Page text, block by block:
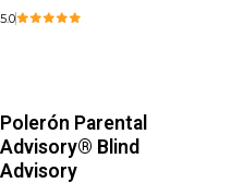
5.0
Polerón Parental
Advisory® Blind
Advisory